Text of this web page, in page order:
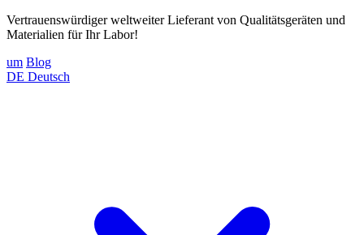
Vertrauenswürdiger weltweiter Lieferant von Qualitätsgeräten und
Materialien für Ihr Labor!
um Blog
DE Deutsch